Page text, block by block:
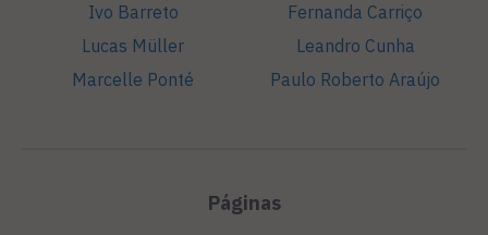
Ivo Barreto
Lucas Müller
Marcelle Ponté
Fernanda Carriço
Leandro Cunha
Paulo Roberto Araújo
Páginas